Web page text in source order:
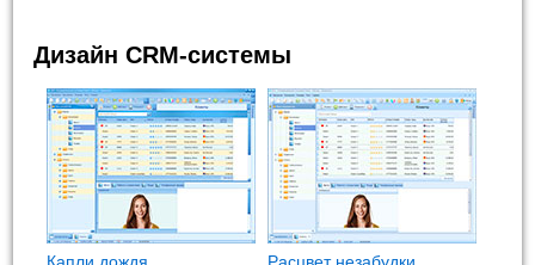
Дизайн CRM-системы